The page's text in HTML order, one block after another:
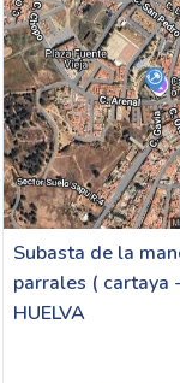
Subasta de la
parrales ( cartaya
HUELVA